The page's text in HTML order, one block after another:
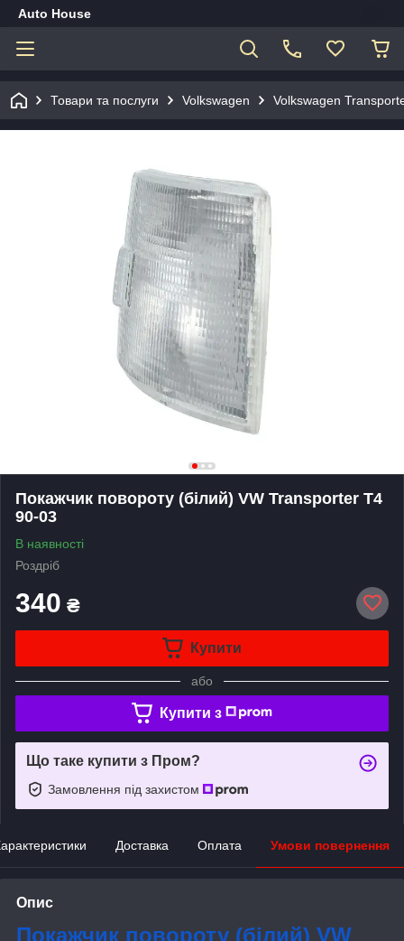
Auto House
Товари та послуги Volkswagen Volkswagen
Покажчик повороту (білий) VW Transporter T4
90-03
В наявності
Роздріб
340 ₴
Купити
або
Купити з
Що таке купити з Пром?
Замовлення під захистом
Доставка Оплата Умови повернення
Опис
Покажчик повороту (білий) VW